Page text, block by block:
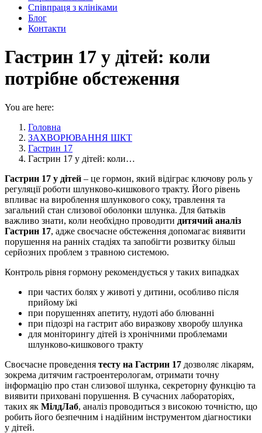
Співпраця з клініками
Блог
Контакти
Гастрин 17 у дітей: коли
потрібне обстеження
You are here:
Головна
ЗАХВОРЮВАННЯ ШКТ
Гастрин 17
Гастрин 17 у дітей: коли…
Гастрин 17 у дітей – це гормон, який відіграє ключову роль у
регуляції роботи шлунково-кишкового тракту. Його рівень
впливає на вироблення шлункового соку, травлення та
загальний стан слизової оболонки шлунка. Для батьків
важливо знати, коли необхідно проводити дитячий аналіз
Гастрин 17, адже своєчасне обстеження допомагає виявити
порушення на ранніх стадіях та запобігти розвитку більш
серйозних проблем з травною системою.
Контроль рівня гормону рекомендується у таких випадках
при частих болях у животі у дитини, особливо після
прийому їжі
при порушеннях апетиту, нудоті або блюванні
при підозрі на гастрит або виразкову хворобу шлунка
для моніторингу дітей із хронічними проблемами
шлунково-кишкового тракту
Своєчасне проведення тесту на Гастрин 17 дозволяє лікарям,
зокрема дитячим гастроентерологам, отримати точну
інформацію про стан слизової шлунка, секреторну функцію та
виявити приховані порушення. В сучасних лабораторіях,
таких як МілдЛаб, аналіз проводиться з високою точністю, що
робить його безпечним і надійним інструментом діагностики
у дітей.